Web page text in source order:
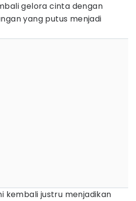
gelora cinta dengan
yang putus menjadi
kembali justru menjadikan